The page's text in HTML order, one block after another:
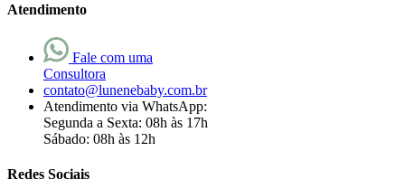
Atendimento
Fale com uma
Consultora
contato@lunenebaby.com.br
Atendimento via WhatsApp:
Segunda a Sexta: 08h às 17h
Sábado: 08h às 12h
Redes Sociais